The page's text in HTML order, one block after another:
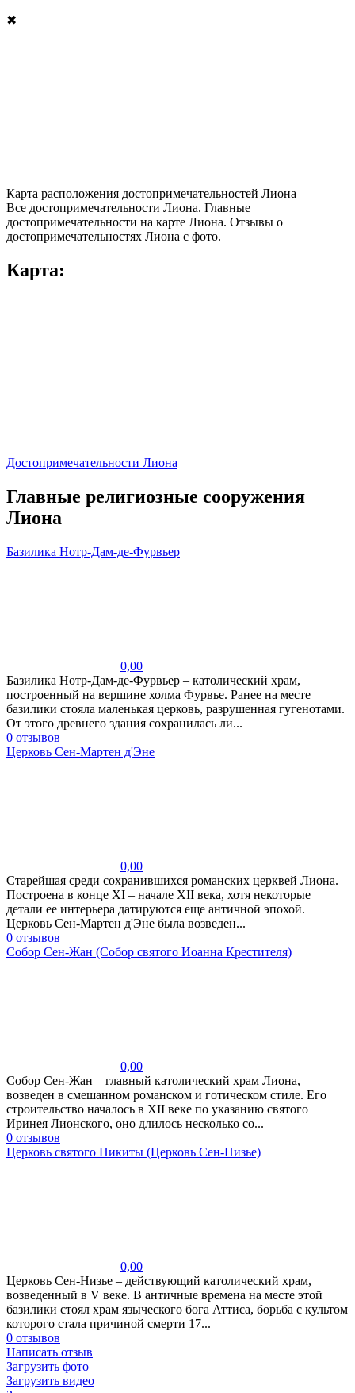
✖
Карта расположения достопримечательностей Лиона
Все достопримечательности Лиона. Главные
достопримечательности на карте Лиона. Отзывы о
достопримечательностях Лиона с фото.
Карта:
Достопримечательности Лиона
Главные религиозные сооружения
Лиона
Базилика Нотр-Дам-де-Фурвьер
0,00
Базилика Нотр-Дам-де-Фурвьер – католический храм,
построенный на вершине холма Фурвье. Ранее на месте
базилики стояла маленькая церковь, разрушенная гугенотами.
От этого древнего здания сохранилась ли...
0 отзывов
Церковь Сен-Мартен д'Эне
0,00
Старейшая среди сохранившихся романских церквей Лиона.
Построена в концe XI – начале XII века, хотя некоторые
детали ее интерьера датируются еще античной эпохой.
Церковь Сен-Мартен д'Эне была возведен...
0 отзывов
Собор Сен-Жан (Собор святого Иоанна Крестителя)
0,00
Собор Сен-Жан – главный католический храм Лиона,
возведен в смешанном романском и готическом стиле. Его
строительство началось в XII веке по указанию святого
Иринея Лионского, оно длилось несколько со...
0 отзывов
Церковь святого Никиты (Церковь Сен-Низье)
0,00
Церковь Сен-Низье – действующий католический храм,
возведенный в V веке. В античные времена на месте этой
базилики стоял храм языческого бога Аттиса, борьба с культом
которого стала причиной смерти 17...
0 отзывов
Написать отзыв
Загрузить фото
Загрузить видео